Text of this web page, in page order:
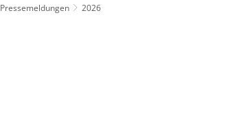
Pressemeldungen 2026